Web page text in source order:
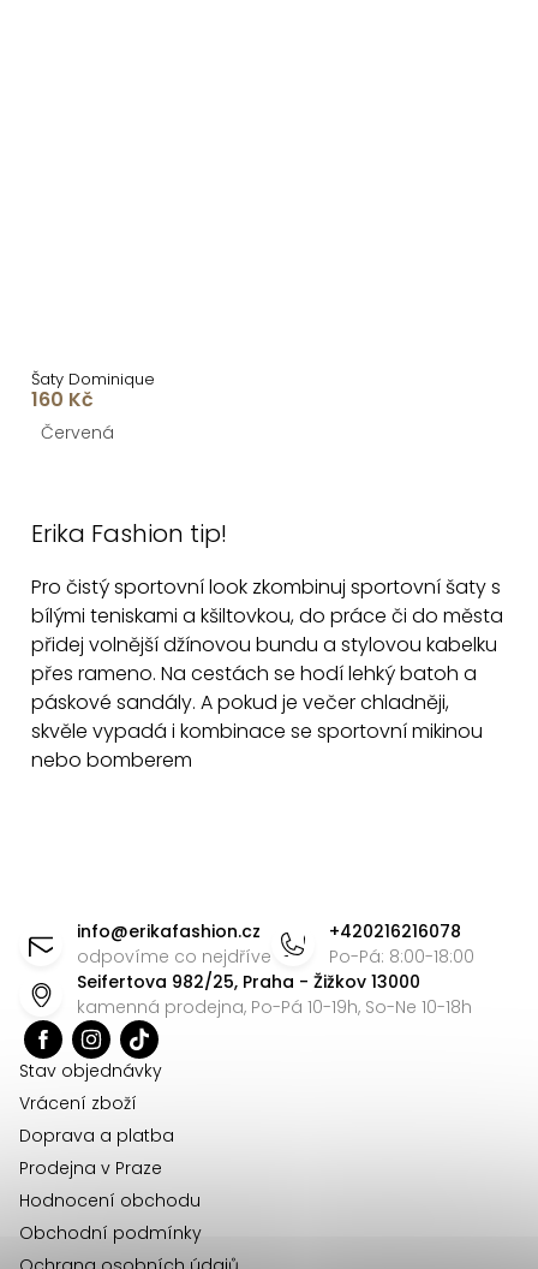
Šaty Dominique
160 Kč
Červená
á
d
a
c
í
p
p
i
s
Erika Fashion tip!
Pro čistý sportovní look zkombinuj sportovní šaty s
bílými teniskami a kšiltovkou, do práce či do města
přidej volnější džínovou bundu a stylovou kabelku
přes rameno. Na cestách se hodí lehký batoh a
páskové sandály. A pokud je večer chladněji,
skvěle vypadá i kombinace se sportovní mikinou
nebo bomberem
info@erikafashion.cz
odpovíme co nejdříve
+420216216078
Po-Pá: 8:00-18:00
Seifertova 982/25, Praha - Žižkov 13000
kamenná prodejna, Po-Pá 10-19h, So-Ne 10-18h
Stav objednávky
Vrácení zboží
Doprava a platba
Prodejna v Praze
Hodnocení obchodu
Obchodní podmínky